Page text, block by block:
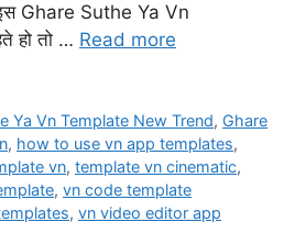
इस Ghare Suthe Ya Vn
हो तो … Read more
Ya Vn Template New Trend, Ghare
, how to use vn app templates,
vn, template vn cinematic,
, vn code template
, vn video editor app